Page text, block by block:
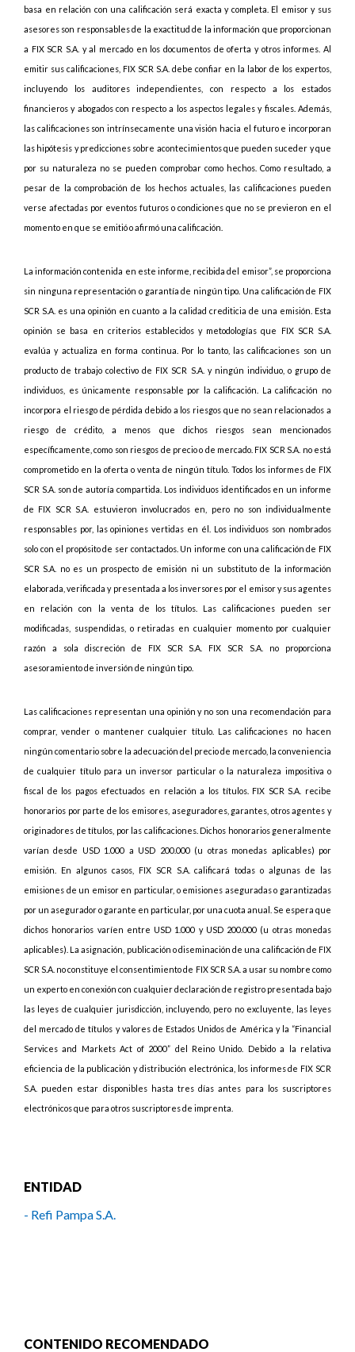
basa en relación con una calificación será exacta y completa. El emisor y sus
asesores son responsables de la exactitud de la información que proporcionan
a FIX SCR S.A. y al mercado en los documentos de oferta y otros informes. Al
emitir sus calificaciones, FIX SCR S.A. debe confiar en la labor de los expertos,
incluyendo los auditores independientes, con respecto a los estados
financieros y abogados con respecto a los aspectos legales y fiscales. Además,
las calificaciones son intrínsecamente una visión hacia el futuro e incorporan
las hipótesis y predicciones sobre acontecimientos que pueden suceder y que
por su naturaleza no se pueden comprobar como hechos. Como resultado, a
pesar de la comprobación de los hechos actuales, las calificaciones pueden
verse afectadas por eventos futuros o condiciones que no se previeron en el
momento en que se emitió o afirmó una calificación.
La información contenida en este informe, recibida del emisor”, se proporciona
sin ninguna representación o garantía de ningún tipo. Una calificación de FIX
SCR S.A. es una opinión en cuanto a la calidad crediticia de una emisión. Esta
opinión se basa en criterios establecidos y metodologías que FIX SCR S.A.
evalúa y actualiza en forma continua. Por lo tanto, las calificaciones son un
producto de trabajo colectivo de FIX SCR S.A. y ningún individuo, o grupo de
individuos, es únicamente responsable por la calificación. La calificación no
incorpora el riesgo de pérdida debido a los riesgos que no sean relacionados a
riesgo de crédito, a menos que dichos riesgos sean mencionados
específicamente, como son riesgos de precio o de mercado. FIX SCR S.A. no está
comprometido en la oferta o venta de ningún título. Todos los informes de FIX
SCR S.A. son de autoría compartida. Los individuos identificados en un informe
de FIX SCR S.A. estuvieron involucrados en, pero no son individualmente
responsables por, las opiniones vertidas en él. Los individuos son nombrados
solo con el propósito de ser contactados. Un informe con una calificación de FIX
SCR S.A. no es un prospecto de emisión ni un substituto de la información
elaborada, verificada y presentada a los inversores por el emisor y sus agentes
en relación con la venta de los títulos. Las calificaciones pueden ser
modificadas, suspendidas, o retiradas en cualquier momento por cualquier
razón a sola discreción de FIX SCR S.A. FIX SCR S.A. no proporciona
asesoramiento de inversión de ningún tipo.
Las calificaciones representan una opinión y no son una recomendación para
comprar, vender o mantener cualquier título. Las calificaciones no hacen
ningún comentario sobre la adecuación del precio de mercado, la conveniencia
de cualquier título para un inversor particular o la naturaleza impositiva o
fiscal de los pagos efectuados en relación a los títulos. FIX SCR S.A. recibe
honorarios por parte de los emisores, aseguradores, garantes, otros agentes y
originadores de títulos, por las calificaciones. Dichos honorarios generalmente
varían desde USD 1.000 a USD 200.000 (u otras monedas aplicables) por
emisión. En algunos casos, FIX SCR S.A. calificará todas o algunas de las
emisiones de un emisor en particular, o emisiones aseguradas o garantizadas
por un asegurador o garante en particular, por una cuota anual. Se espera que
dichos honorarios varíen entre USD 1.000 y USD 200.000 (u otras monedas
aplicables). La asignación, publicación o diseminación de una calificación de FIX
SCR S.A. no constituye el consentimiento de FIX SCR S.A. a usar su nombre como
un experto en conexión con cualquier declaración de registro presentada bajo
las leyes de cualquier jurisdicción, incluyendo, pero no excluyente, las leyes
del mercado de títulos y valores de Estados Unidos de América y la “Financial
Services and Markets Act of 2000” del Reino Unido. Debido a la relativa
eficiencia de la publicación y distribución electrónica, los informes de FIX SCR
S.A. pueden estar disponibles hasta tres días antes para los suscriptores
electrónicos que para otros suscriptores de imprenta.
ENTIDAD
- Refi Pampa S.A.
CONTENIDO RECOMENDADO